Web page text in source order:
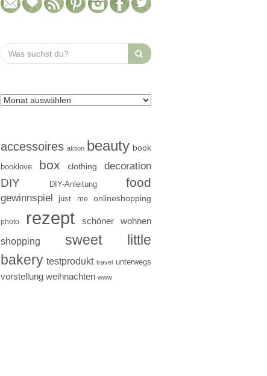
Search
for:
accessoires aktion beauty book
booklove box clothing decoration
DIY DIY-Anleitung food
gewinnspiel just me onlineshopping
photo rezept schöner wohnen
shopping
sweet little
bakery testprodukt travel unterwegs
vorstellung weihnachten www